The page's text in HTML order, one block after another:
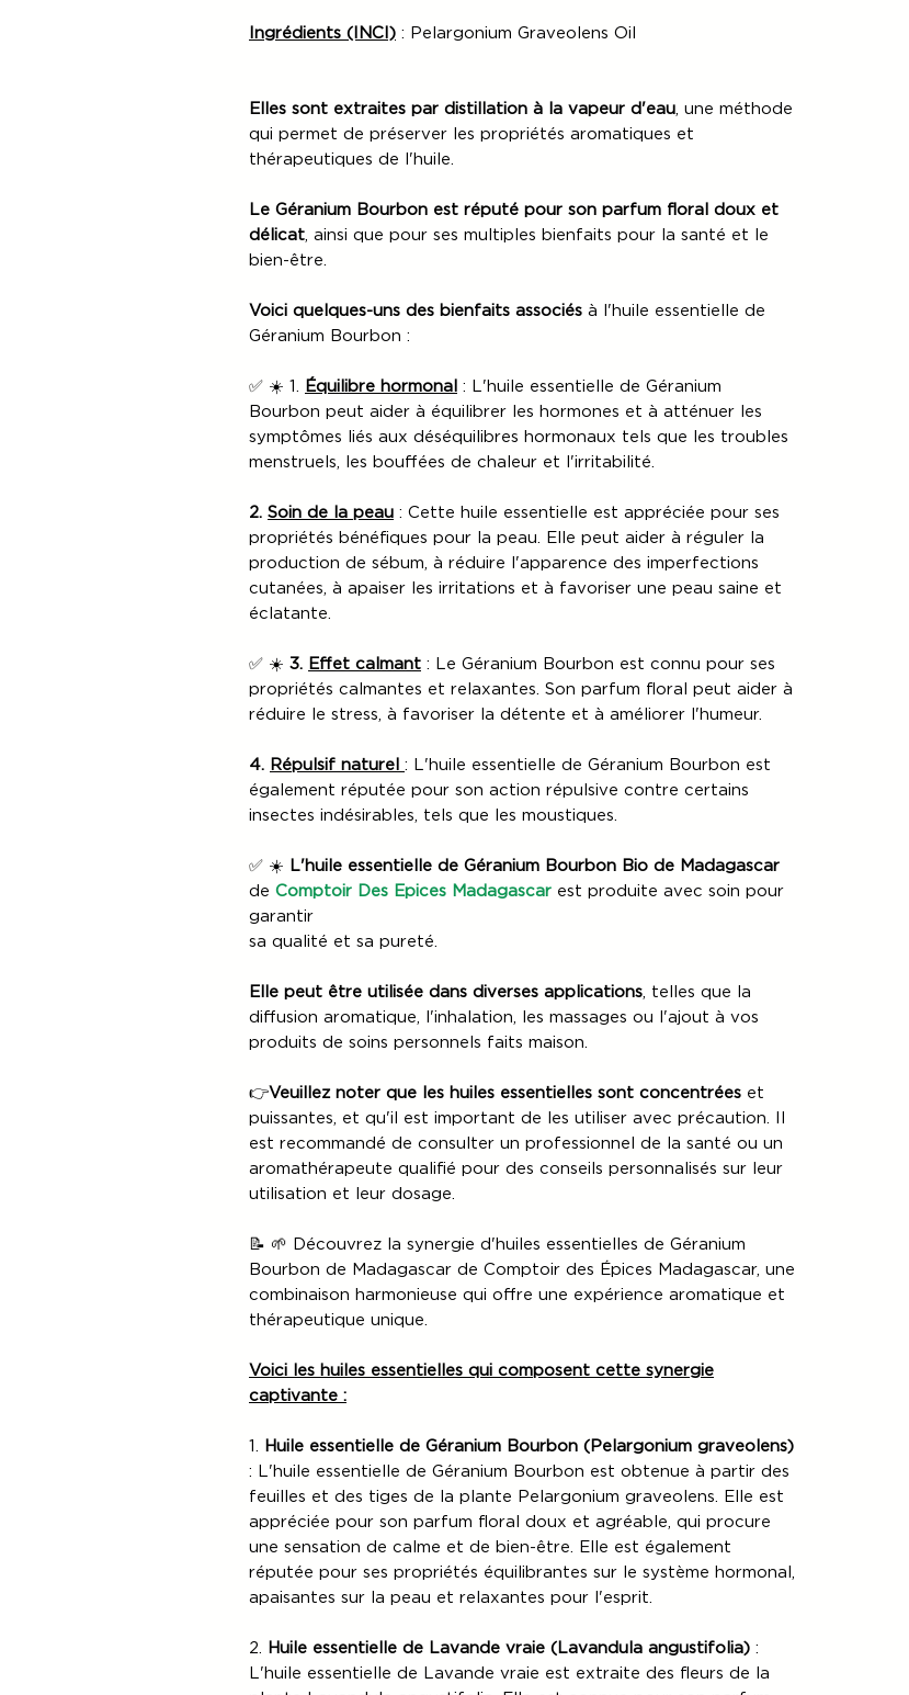
Ingrédients (INCI) : Pelargonium Graveolens Oil
Elles sont extraites par distillation à la vapeur d'eau, une méthode
qui permet de préserver les propriétés aromatiques et
thérapeutiques de l'huile.
Le Géranium Bourbon est réputé pour son parfum floral doux et
délicat, ainsi que pour ses multiples bienfaits pour la santé et le
bien-être.
Voici quelques-uns des bienfaits associés à l'huile essentielle de
Géranium Bourbon :
✅ ☀️ 1. Équilibre hormonal : L'huile essentielle de Géranium
Bourbon peut aider à équilibrer les hormones et à atténuer les
symptômes liés aux déséquilibres hormonaux tels que les troubles
menstruels, les bouffées de chaleur et l'irritabilité.
2. Soin de la peau : Cette huile essentielle est appréciée pour ses
propriétés bénéfiques pour la peau. Elle peut aider à réguler la
production de sébum, à réduire l'apparence des imperfections
cutanées, à apaiser les irritations et à favoriser une peau saine et
éclatante.
✅ ☀️ 3. Effet calmant : Le Géranium Bourbon est connu pour ses
propriétés calmantes et relaxantes. Son parfum floral peut aider à
réduire le stress, à favoriser la détente et à améliorer l'humeur.
4. Répulsif naturel : L'huile essentielle de Géranium Bourbon est
également réputée pour son action répulsive contre certains
insectes indésirables, tels que les moustiques.
✅ ☀️ L'huile essentielle de Géranium Bourbon Bio de Madagascar
de Comptoir Des Epices Madagascar est produite avec soin pour
garantir
sa qualité et sa pureté.
Elle peut être utilisée dans diverses applications, telles que la
diffusion aromatique, l'inhalation, les massages ou l'ajout à vos
produits de soins personnels faits maison.
👉Veuillez noter que les huiles essentielles sont concentrées et
puissantes, et qu'il est important de les utiliser avec précaution. Il
est recommandé de consulter un professionnel de la santé ou un
aromathérapeute qualifié pour des conseils personnalisés sur leur
utilisation et leur dosage.
📝 🌱 Découvrez la synergie d'huiles essentielles de Géranium
Bourbon de Madagascar de Comptoir des Épices Madagascar, une
combinaison harmonieuse qui offre une expérience aromatique et
thérapeutique unique.
Voici les huiles essentielles qui composent cette synergie
captivante :
1. Huile essentielle de Géranium Bourbon (Pelargonium graveolens)
: L'huile essentielle de Géranium Bourbon est obtenue à partir des
feuilles et des tiges de la plante Pelargonium graveolens. Elle est
appréciée pour son parfum floral doux et agréable, qui procure
une sensation de calme et de bien-être. Elle est également
réputée pour ses propriétés équilibrantes sur le système hormonal,
apaisantes sur la peau et relaxantes pour l'esprit.
2. Huile essentielle de Lavande vraie (Lavandula angustifolia) :
L'huile essentielle de Lavande vraie est extraite des fleurs de la